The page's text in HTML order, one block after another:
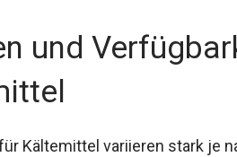
und
Kältemittel variieren stark je